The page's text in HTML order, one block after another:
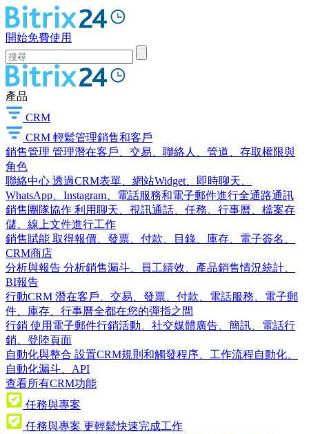
開始免費使用
產品
CRM
CRM 輕鬆管理銷售和客戶
銷售管理 管理潛在客戶、交易、聯絡人、管道、存取權限與
角色
聯絡中心 透過CRM表單、網站Widget、即時聊天、
WhatsApp、Instagram、電話服務和電子郵件進行全通路通訊
銷售團隊協作 利用聊天、視訊通話、任務、行事曆、檔案存
儲、線上文件進行工作
銷售賦能 取得報價、發票、付款、目錄、庫存、電子簽名、
CRM商店
分析與報告 分析銷售漏斗、員工績效、產品銷售情況統計、
BI報告
行動CRM 潛在客戶、交易、發票、付款、電話服務、電子郵
件、庫存、行事曆全都在您的彈指之間
行銷 使用電子郵件行銷活動、社交媒體廣告、簡訊、電話行
銷、登陸頁面
自動化與整合 設置CRM規則和觸發程序、工作流程自動化、
自動化漏斗、API
查看所有CRM功能
任務與專案
任務與專案 更輕鬆快速完成工作